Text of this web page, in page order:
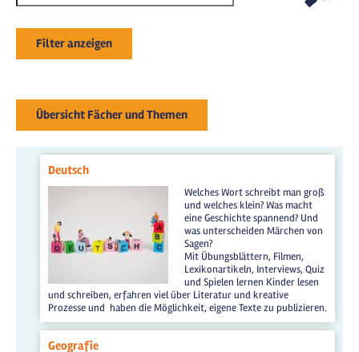
Filter anzeigen
Übersicht Fächer und Themen
Deutsch
Welches Wort schreibt man groß
und welches klein? Was macht
eine Geschichte spannend? Und
was unterscheiden Märchen von
Sagen?
Mit Übungsblättern, Filmen,
Lexikonartikeln, Interviews, Quiz
und Spielen lernen Kinder lesen
und schreiben, erfahren viel über Literatur und kreative
Prozesse und haben die Möglichkeit, eigene Texte zu publizieren.
Geografie